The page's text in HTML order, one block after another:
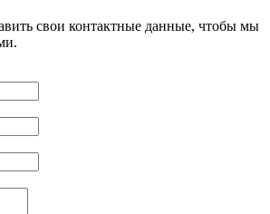
свои контактные данные, чтобы мы